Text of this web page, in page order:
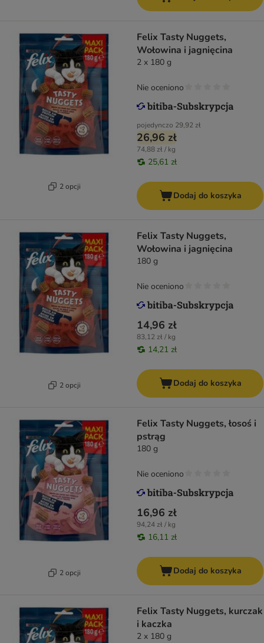
2 opcji
Felix Tasty Nuggets,
Wołowina i jagnięcina
2 x 180 g
pojedynczo 29,92 zł
26,96 zł
74,88 zł / kg
25,61 zł
Nie oceniono
Dodaj do koszyka
2 opcji
Felix Tasty Nuggets,
Wołowina i jagnięcina
180 g
14,96 zł
83,12 zł / kg
14,21 zł
Nie oceniono
Dodaj do koszyka
2 opcji
Felix Tasty Nuggets, łosoś i
pstrąg
180 g
16,96 zł
94,24 zł / kg
16,11 zł
Nie oceniono
Dodaj do koszyka
Felix Tasty Nuggets, kurczak
i kaczka
2 x 180 g